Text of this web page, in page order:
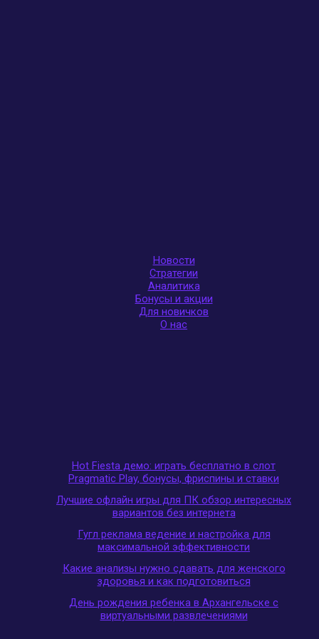
Новости
Стратегии
Аналитика
Бонусы и акции
Для новичков
О нас
Hot Fiesta демо: играть бесплатно в слот
Pragmatic Play, бонусы, фриспины и ставки
Лучшие офлайн игры для ПК обзор интересных
вариантов без интернета
Гугл реклама ведение и настройка для
максимальной эффективности
Какие анализы нужно сдавать для женского
здоровья и как подготовиться
День рождения ребенка в Архангельске с
виртуальными развлечениями